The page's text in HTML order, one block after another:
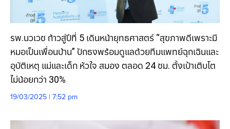
รพ.นวเวช ก้าวสู่ปีที่ 5 เดินหน้ายุทธศาสตร์ “สุขภาพดีเพราะมี
หมอเป็นเพื่อนบ้าน” ปักธงพร้อมดูแลด้วยทีมแพทย์ฉุกเฉินและ
อุบัติเหตุ แม่และเด็ก หัวใจ สมอง ตลอด 24 ชม. ตั้งเป้าเติบโต
ไม่น้อยกว่า 30%
19/03/2025 | 7:52 pm